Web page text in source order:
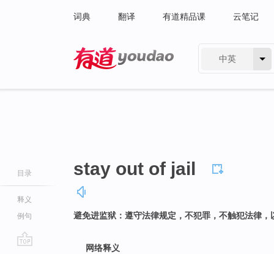
词典 翻译 有道精品课 云笔记
中英
目录
释义
例句
stay out of jail
避免进监狱：遵守法律规定，不犯罪，不触犯法律，
网络释义